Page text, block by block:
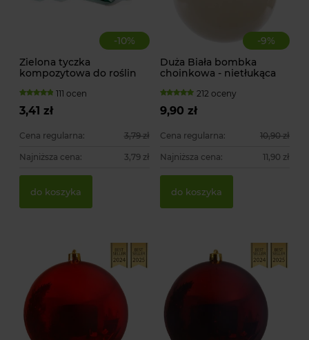
-10%
Zielona tyczka
kompozytowa do roślin
111 ocen
3,41 zł
Cena regularna: 3,79 zł
Najniższa cena: 3,79 zł
do koszyka
-9%
Duża Biała bombka
choinkowa - nietłukąca
212 oceny
9,90 zł
Cena regularna: 10,90 zł
Najniższa cena: 11,90 zł
do koszyka